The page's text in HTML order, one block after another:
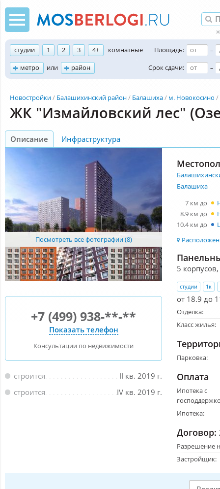
студии 1 2 3 4+
комнатные
метро
или район
Площадь:
–
Срок сдачи:
–
Новостройки Балашихинский район Балашиха м. Новокосино
ЖК "Измайловский лес"
Описание Инфраструктура
Посмотреть все фотографии (8)
+7 (499) 938-**-**
Показать телефон
Консультации по недвижимости
II кв. 2019 г.
строится
IV кв. 2019 г.
строится
Балашиха
7 км до
8.9 км до
10.4 км до
5
студии 1к
от 18.9 до
Отделка:
Класс жилья:
Парковка:
Оплата
Ипотека с
Ипотека:
Договор:
Разрешение
Застройщик: